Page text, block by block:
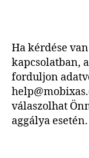
Ha kérdése
kapcsolatban,
forduljon
válaszolhat
aggálya esetén.